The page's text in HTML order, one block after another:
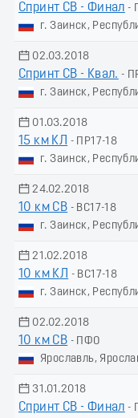
Спринт СВ - Финал -
г. Заинск,
02.03.2018
Спринт СВ - Квал. -
г. Заинск,
01.03.2018
15 км КЛ
- ПР17-18
г. Заинск,
24.02.2018
10 км СВ - ВС17-18
г. Заинск,
21.02.2018
10 км КЛ
- ВС17-18
г. Заинск,
02.02.2018
10 км СВ - ПФО
Ярославль,
31.01.2018
Спринт СВ - Финал -